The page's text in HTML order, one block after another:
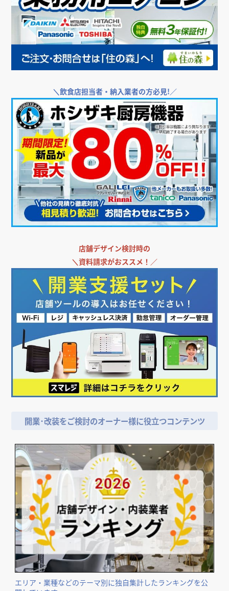
＼飲食店担当者・納入業者の方必見!／
店舗デザイン検討時の
＼資料請求がおススメ！／
開業･改装をご検討のオーナー様に役立つコンテンツ
エリア・業種などのテーマ別に独自集計したランキングを公